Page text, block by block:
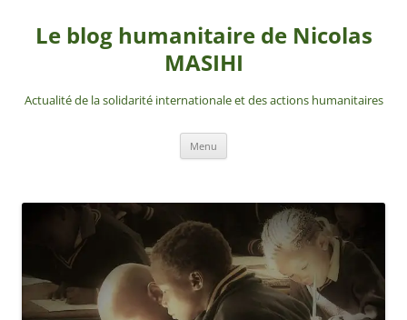
contenu
Le blog humanitaire de Nicolas
MASIHI
Actualité de la solidarité internationale et des actions humanitaires
Menu